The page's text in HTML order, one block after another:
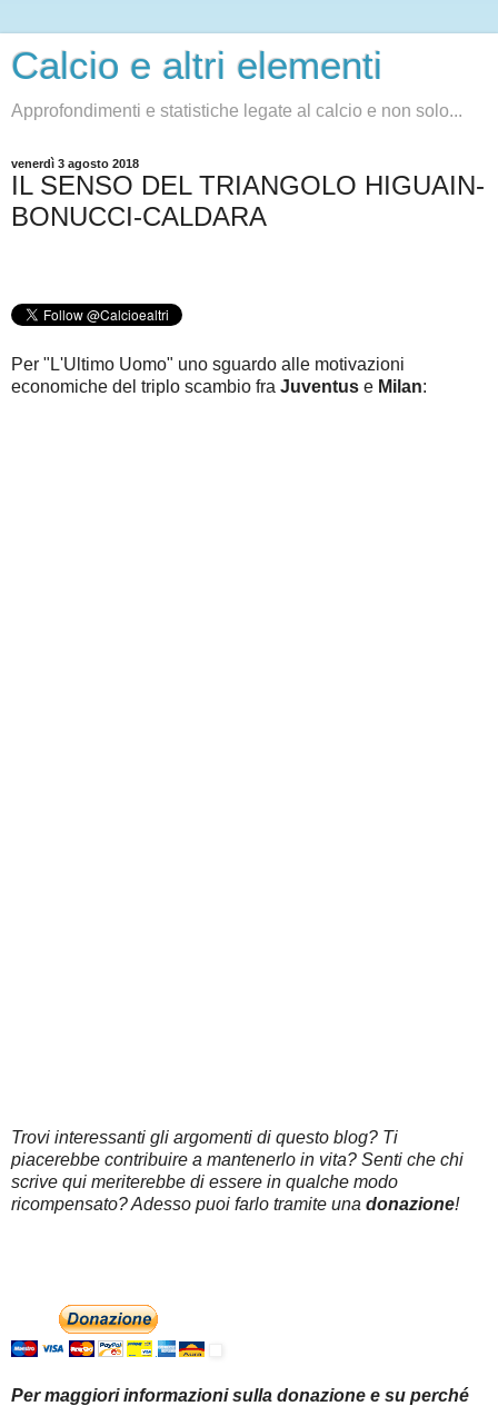
Calcio e altri elementi
Approfondimenti e statistiche legate al calcio e non solo...
venerdì 3 agosto 2018
IL SENSO DEL TRIANGOLO HIGUAIN-
BONUCCI-CALDARA
Per "L'Ultimo Uomo" uno sguardo alle motivazioni
economiche del triplo scambio fra Juventus e Milan:
Trovi interessanti gli argomenti di questo blog? Ti
piacerebbe contribuire a mantenerlo in vita? Senti che chi
scrive qui meriterebbe di essere in qualche modo
ricompensato? Adesso puoi farlo tramite una donazione!
Per maggiori informazioni sulla donazione e su perché